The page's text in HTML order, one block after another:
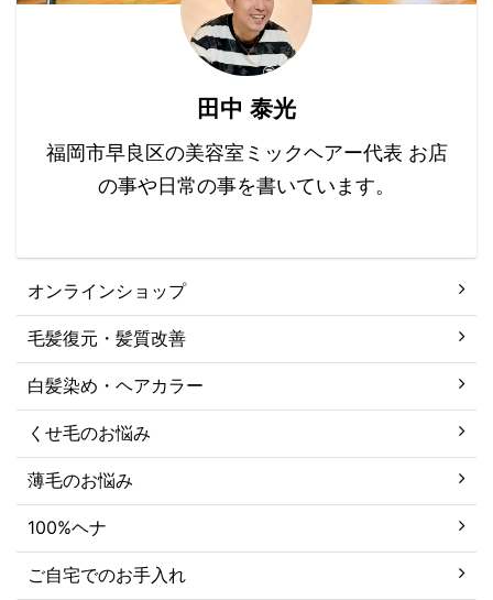
のがダメというわけでは
全くありません。 むし
ろ、白髪を活かしたカラ
ーリングをしていけば、
黒髪の人にはできないデ
ザインカラーができるか
とおもっています。 ...
田中 泰光
福岡市早良区の美容室ミックヘアー代表 お店
の事や日常の事を書いています。
オンラインショップ
毛髪復元・髪質改善
白髪染め・ヘアカラー
くせ毛のお悩み
薄毛のお悩み
100%ヘナ
ご自宅でのお手入れ